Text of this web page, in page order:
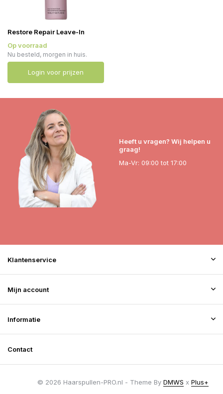
Restore Repair Leave-In
Op voorraad
Nu besteld, morgen in huis.
Login voor prijzen
Heeft u vragen? Wij helpen u
graag!
Ma-Vr: 09:00 tot 17:00
Klantenservice
Mijn account
Informatie
Contact
© 2026 Haarspullen-PRO.nl - Theme By DMWS x Plus+